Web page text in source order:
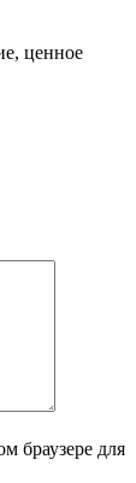
ценное
браузере для